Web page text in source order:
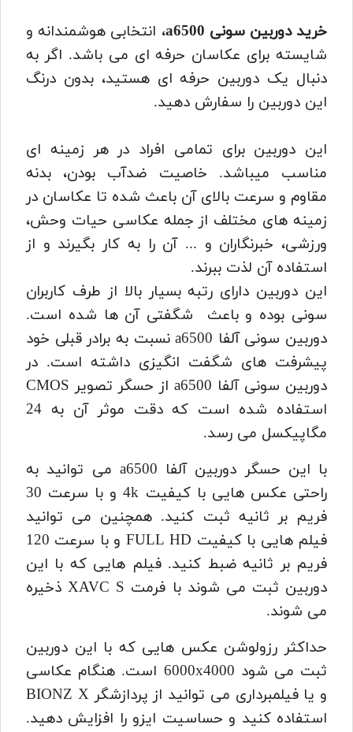
خرید دوربین سونی a6500
، انتخابی هوشمندانه و
شایسته برای عکاسان حرفه ای می باشد. اگر به
دنبال یک دوربین حرفه ای هستید، بدون درنگ
این دوربین را سفارش دهید.
این دوربین برای تمامی افراد در هر زمینه ای
مناسب میباشد. خاصیت ضدآب بودن، بدنه
مقاوم و سرعت بالای آن باعث شده تا عکاسان در
زمینه های مختلف از جمله عکاسی حیات وحش،
ورزشی، خبرنگاران و ... آن را به کار بگیرند و از
استفاده آن لذت ببرند.
این دوربین دارای رتبه بسیار بالا از طرف کاربران
سونی بوده و باعث شگفتی آن ها شده است.
دوربین سونی آلفا a6500 نسبت به برادر قبلی خود
پیشرفت های شگفت انگیزی داشته است. در
دوربین سونی آلفا a6500 از حسگر تصویر CMOS
استفاده شده است که دقت موثر آن به 24
مگاپیکسل می رسد.
با این حسگر دوربین آلفا a6500 می توانید به
راحتی عکس هایی با کیفیت 4k و با سرعت 30
فریم بر ثانیه ثبت کنید. همچنین می توانید
فیلم هایی با کیفیت FULL HD و با سرعت 120
فریم بر ثانیه ضبط کنید.فیلم هایی که با این
دوربین ثبت می شوند با فرمت XAVC S ذخیره
می شوند.
حداکثر رزولوشن عکس هایی که با این دوربین
ثبت می شود 6000x4000 است.
هنگام عکاسی
و یا فیلمبرداری می توانید از پردازشگر BIONZ X
استفاده کنید و حساسیت ایزو را افزایش دهید.